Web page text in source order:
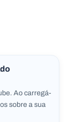
Ao carregá-
sobre a sua